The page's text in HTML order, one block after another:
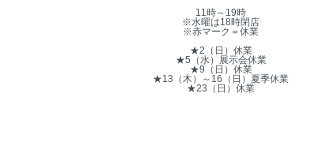
11時～19時
※水曜は18時閉店
※赤マーク＝休業
★2（日）休業
★5（水）展示会休業
★9（日）休業
★13（木）～16（日）夏季休業
★23（日）休業